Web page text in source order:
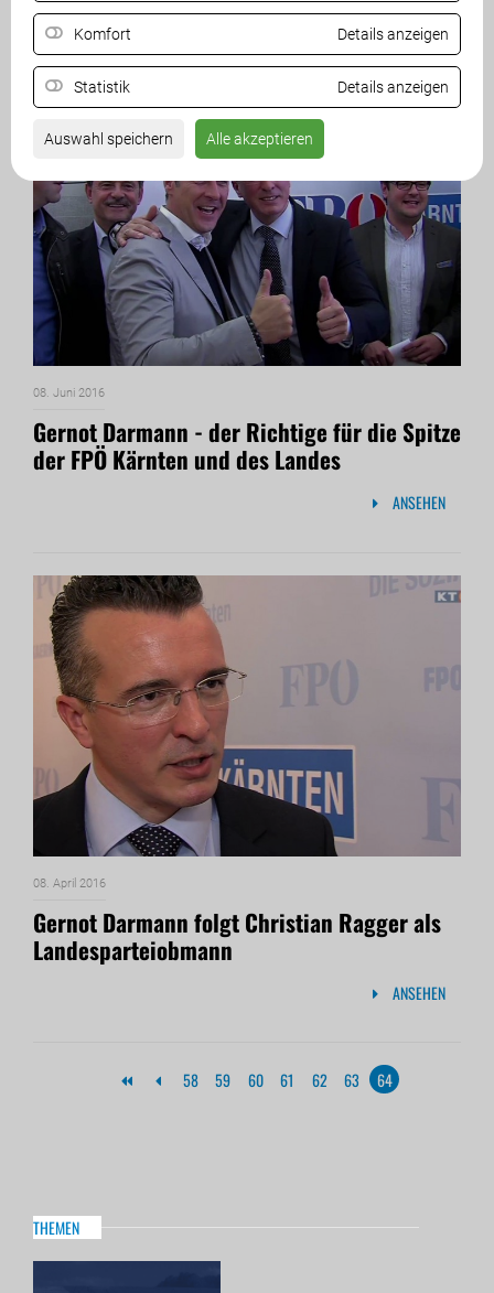
Komfort Details anzeigen
Statistik Details anzeigen
Auswahl speichern Alle akzeptieren
ANSEHEN
08. Juni 2016
Gernot Darmann - der Richtige für die Spitze
der FPÖ Kärnten und des Landes
ANSEHEN
08. April 2016
Gernot Darmann folgt Christian Ragger als
Landesparteiobmann
ANSEHEN
58 59 60 61 62 63 64
THEMEN